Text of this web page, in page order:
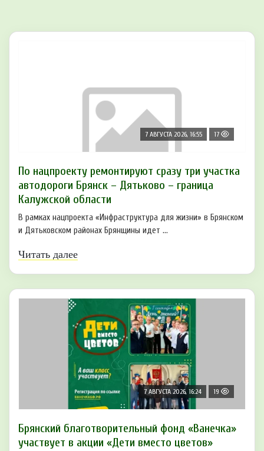
7 АВГУСТА 2026, 16:55 17
По нацпроекту ремонтируют сразу три участка
автодороги Брянск – Дятьково – граница
Калужской области
В рамках нацпроекта «Инфраструктура для жизни» в Брянском
и Дятьковском районах Брянщины идет ...
Читать далее
7 АВГУСТА 2026, 16:24 19
Брянский благотворительный фонд «Ванечка»
участвует в акции «Дети вместо цветов»